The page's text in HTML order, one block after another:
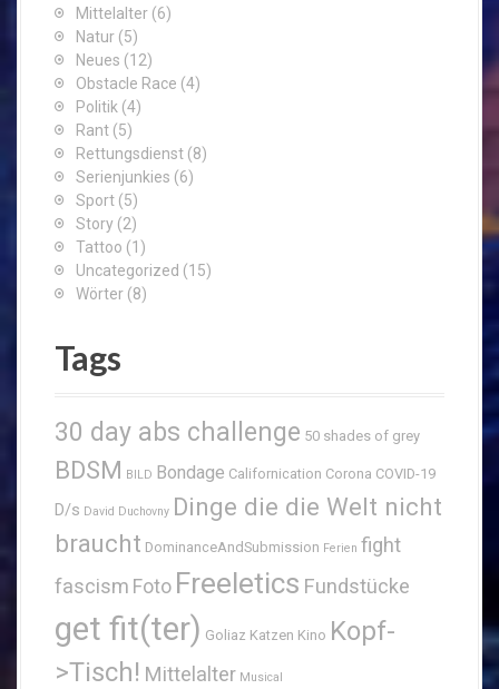
Mittelalter (6)
Natur (5)
Neues (12)
Obstacle Race (4)
Politik (4)
Rant (5)
Rettungsdienst (8)
Serienjunkies (6)
Sport (5)
Story (2)
Tattoo (1)
Uncategorized (15)
Wörter (8)
Tags
30 day abs challenge 50 shades of grey
BDSM BILD Bondage Californication Corona COVID-19
D/s David Duchovny Dinge die die Welt nicht
braucht DominanceAndSubmission Ferien fight
fascism Foto Freeletics Fundstücke
get fit(ter) Goliaz Katzen Kino Kopf-
>Tisch! Mittelalter Musical